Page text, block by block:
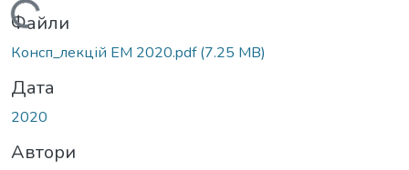
Вантажиться...
Файли
Консп_лекцій ЕМ 2020.pdf(7.25 MB)
Дата
2020
Автори